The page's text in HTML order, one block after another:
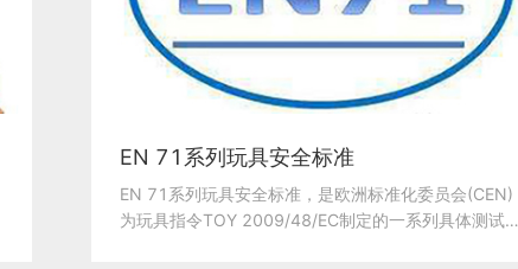
EN 71系列玩具安全标准
EN 71系列玩具安全标准，是欧洲标准化委员会(CEN)
为玩具指令TOY 2009/48/EC制定的一系列具体测试标